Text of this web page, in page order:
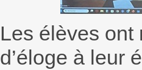
Les élèves ont
d’éloge à leur